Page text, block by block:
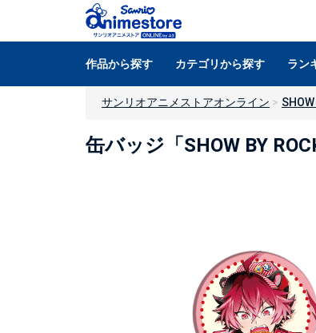
作品から探す カテゴリから探す ラン
サンリオアニメストアオンライン
缶バッジ「SHOW BY